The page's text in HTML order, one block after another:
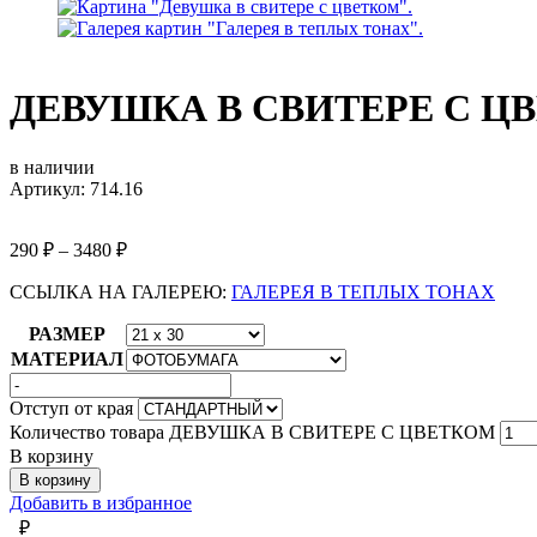
ДЕВУШКА В СВИТЕРЕ С
в наличии
Артикул: 714.16
290 ₽ – 3480 ₽
ССЫЛКА НА ГАЛЕРЕЮ: ГАЛЕРЕЯ В ТЕПЛЫХ ТОНАХ
РАЗМЕР
МАТЕРИАЛ
Отступ от края
Количество товара ДЕВУШКА В СВИТЕРЕ С ЦВЕТКОМ
В корзину
В корзину
Добавить в избранное
₽